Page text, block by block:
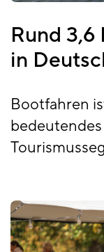
Rund
in
Bootfahren